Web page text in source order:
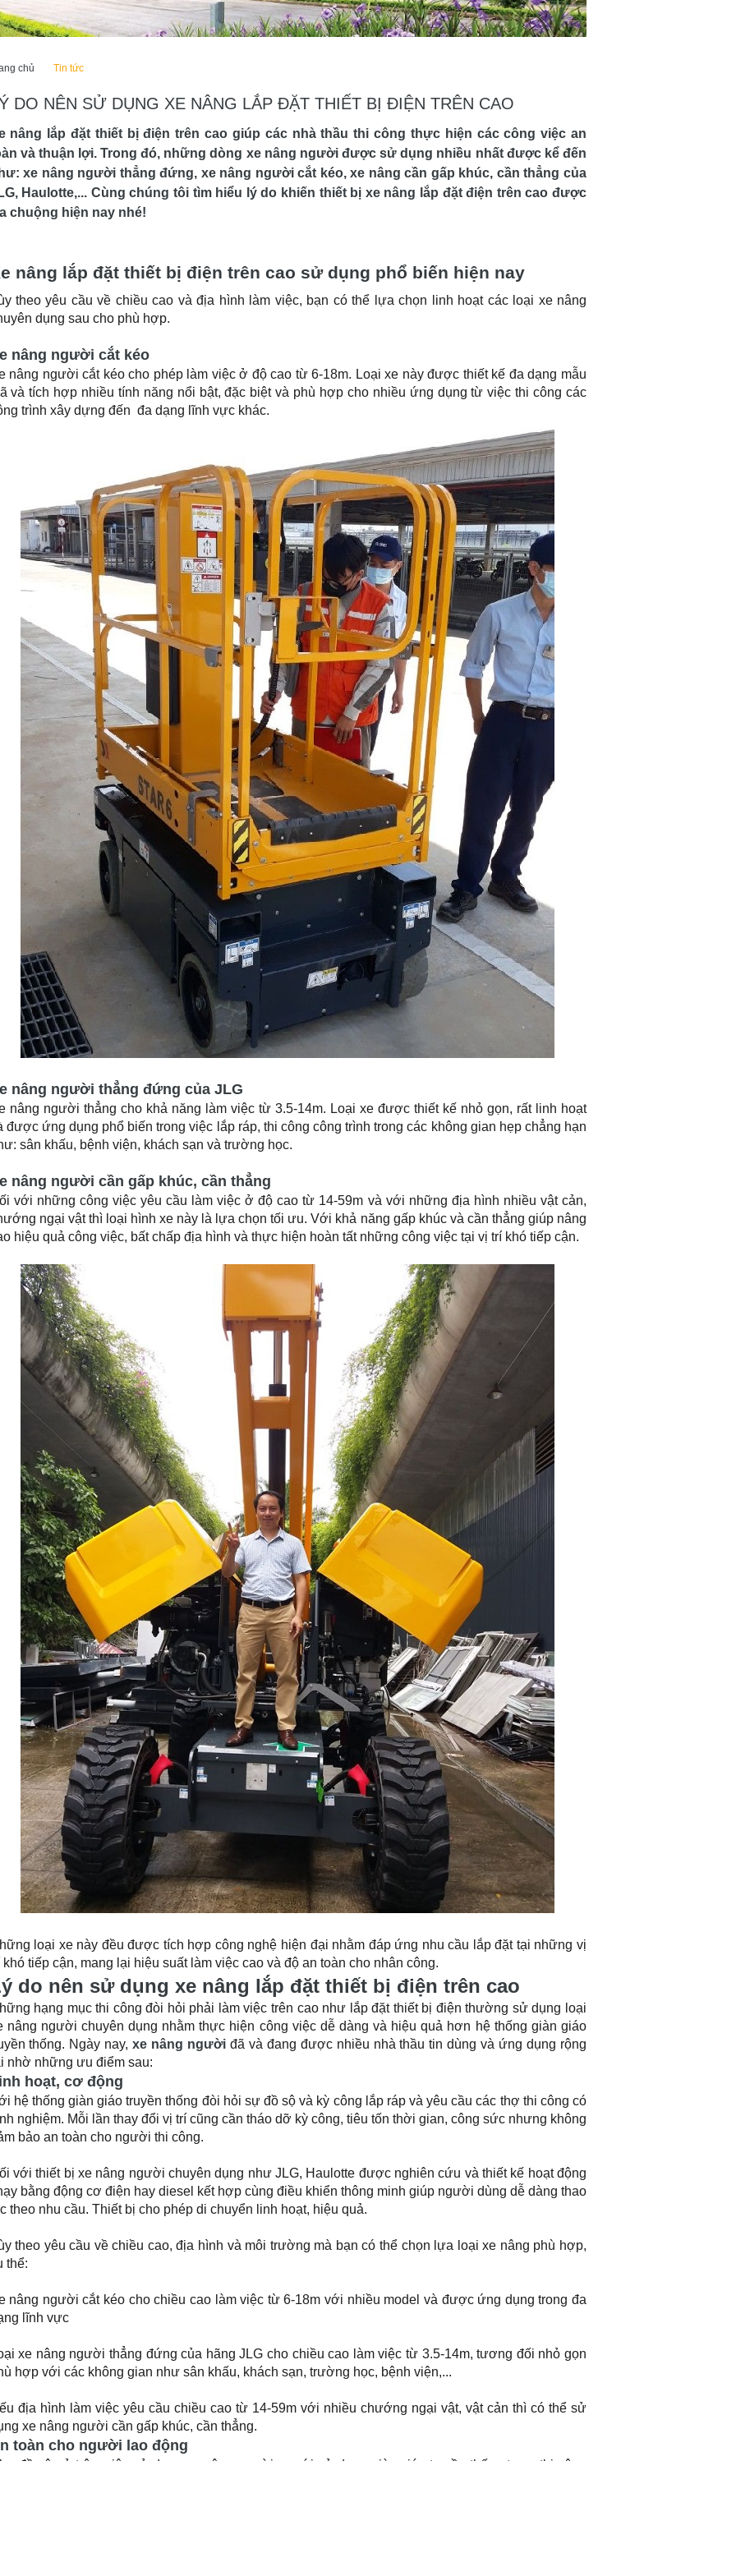
DO NÊN SỬ DỤNG XE NÂNG LẮP ĐẶT THIẾT BỊ ĐIỆN TRÊN CAO
nâng lắp đặt thiết bị điện trên cao giúp các nhà thầu thi công thực hiện các công việc an
và thuận lợi. Trong đó, những dòng xe nâng người được sử dụng nhiều nhất được kể đến
xe nâng người thẳng đứng, xe nâng người cắt kéo, xe nâng cần gấp khúc, cần thẳng của
Haulotte,... Cùng chúng tôi tìm hiểu lý do khiến thiết bị xe nâng lắp đặt điện trên cao được
chuộng hiện nay nhé!
theo yêu cầu về chiều cao và địa hình làm việc, bạn có thể lựa chọn linh hoạt các loại xe nâng
dụng sau cho phù hợp.
nâng người cắt kéo
nâng người cắt kéo cho phép làm việc ở độ cao từ 6-18m. Loại xe này được thiết kế đa dạng mẫu
và tích hợp nhiều tính năng nổi bật, đặc biệt và phù hợp cho nhiều ứng dụng từ việc thi công các
trình xây dựng đến đa dạng lĩnh vực khác.
nâng người thẳng cho khả năng làm việc từ 3.5-14m. Loại xe được thiết kế nhỏ gọn, rất linh hoạt
được ứng dụng phổ biến trong việc lắp ráp, thi công công trình trong các không gian hẹp chẳng hạn
sân khấu, bệnh viện, khách sạn và trường học.
nâng người cần gấp khúc, cần thẳng
với những công việc yêu cầu làm việc ở độ cao từ 14-59m và với những địa hình nhiều vật cản,
ngại vật thì loại hình xe này là lựa chọn tối ưu. Với khả năng gấp khúc và cần thẳng giúp nâng
hiệu quả công việc, bất chấp địa hình và thực hiện hoàn tất những công việc tại vị trí khó tiếp cận.
khó tiếp cận, mang lại hiệu suất làm việc cao và độ an toàn cho nhân công.
do nên sử dụng xe nâng lắp đặt thiết bị điện trên cao
hạng mục thi công đòi hỏi phải làm việc trên cao như lắp đặt thiết bị điện thường sử dụng loại
nâng người chuyên dụng nhằm thực hiện công việc dễ dàng và hiệu quả hơn hệ thống giàn giáo
thống. Ngày nay, xe nâng người
đã và đang được nhiều nhà thầu tin dùng và ứng dụng rộng
nhờ những ưu điểm sau:
hoạt, cơ động
hệ thống giàn giáo truyền thống đòi hỏi sự đồ sộ và kỳ công lắp ráp và yêu cầu các thợ thi công có
nghiệm. Mỗi lần thay đổi vị trí cũng cần tháo dỡ kỳ công, tiêu tốn thời gian, công sức nhưng không
bảo an toàn cho người thi công.
với thiết bị xe nâng người chuyên dụng như JLG, Haulotte được nghiên cứu và thiết kế hoạt động
bằng động cơ điện hay diesel kết hợp cùng điều khiển thông minh giúp người dùng dễ dàng thao
theo nhu cầu. Thiết bị cho phép di chuyển linh hoạt, hiệu quả.
theo yêu cầu về chiều cao, địa hình và môi trường mà bạn có thể chọn lựa loại xe nâng phù hợp,
thể:
lĩnh vực
xe nâng người thẳng đứng của hãng JLG cho chiều cao làm việc từ 3.5-14m, tương đối nhỏ gọn
hợp với các không gian như sân khấu, khách sạn, trường học, bệnh viện,...
địa hình làm việc yêu cầu chiều cao từ 14-59m với nhiều chướng ngại vật, vật cản thì có thể sử
xe nâng người cần gấp khúc, cần thẳng.
toàn cho người lao động
đề cập ở trên, việc sử dụng xe nâng người so với sử dụng giàn giáo truyền thống trong thi công
giúp bạn hiểu rõ sự tiện lợi, an toàn khi sử dụng xe nâng bởi: